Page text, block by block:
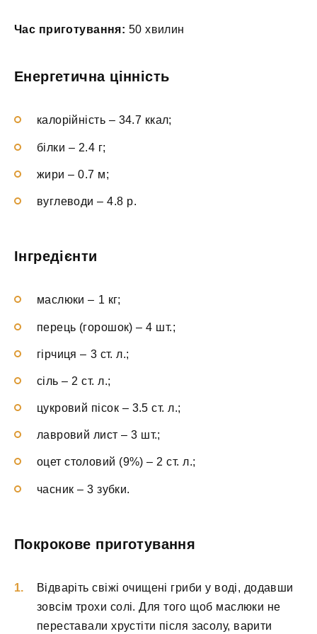
Час приготування: 50 хвилин
Енергетична цінність
калорійність – 34.7 ккал;
білки – 2.4 г;
жири – 0.7 м;
вуглеводи – 4.8 р.
Інгредієнти
маслюки – 1 кг;
перець (горошок) – 4 шт.;
гірчиця – 3 ст. л.;
сіль – 2 ст. л.;
цукровий пісок – 3.5 ст. л.;
лавровий лист – 3 шт.;
оцет столовий (9%) – 2 ст. л.;
часник – 3 зубки.
Покрокове приготування
Відваріть свіжі очищені гриби у воді, додавши
зовсім трохи солі. Для того щоб маслюки не
переставали хрустіти після засолу, варити